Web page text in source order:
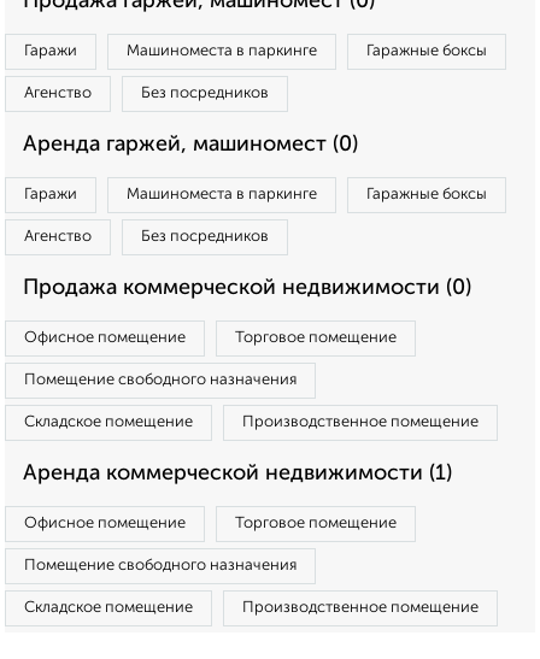
Гаражи Машиноместа в паркинге Гаражные боксы
Агенство Без посредников
Аренда гаржей, машиномест (0)
Гаражи Машиноместа в паркинге Гаражные боксы
Агенство Без посредников
Продажа коммерческой недвижимости (0)
Офисное помещение Торговое помещение
Помещение свободного назначения
Складское помещение Производственное помещение
Аренда коммерческой недвижимости (1)
Офисное помещение Торговое помещение
Помещение свободного назначения
Складское помещение Производственное помещение